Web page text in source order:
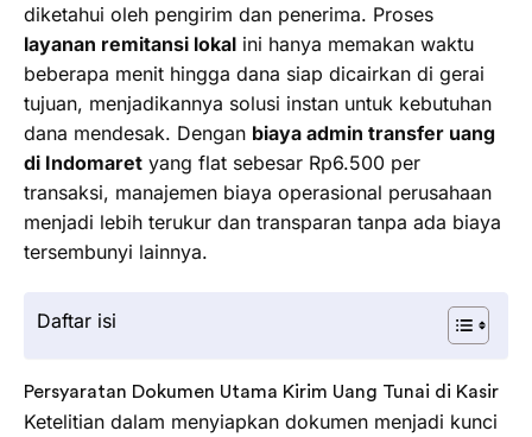
diketahui oleh pengirim dan penerima. Proses
layanan remitansi lokal ini hanya memakan waktu
beberapa menit hingga dana siap dicairkan di gerai
tujuan, menjadikannya solusi instan untuk kebutuhan
dana mendesak. Dengan biaya admin transfer uang
di Indomaret yang flat sebesar Rp6.500 per
transaksi, manajemen biaya operasional perusahaan
menjadi lebih terukur dan transparan tanpa ada biaya
tersembunyi lainnya.
Daftar isi
Persyaratan Dokumen Utama Kirim Uang Tunai di Kasir
Ketelitian dalam menyiapkan dokumen menjadi kunci